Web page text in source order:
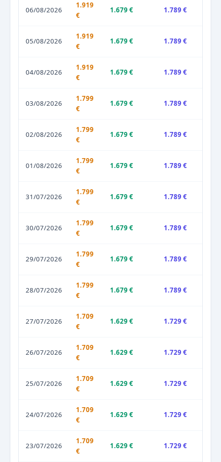
06/08/2026
1.919
€
1.679 € 1.789 €
05/08/2026
1.919
€
1.679 € 1.789 €
04/08/2026
1.919
€
1.679 € 1.789 €
03/08/2026
1.799
€
1.679 € 1.789 €
02/08/2026
1.799
€
1.679 € 1.789 €
01/08/2026
1.799
€
1.679 € 1.789 €
31/07/2026
1.799
€
1.679 € 1.789 €
30/07/2026
1.799
€
1.679 € 1.789 €
29/07/2026
1.799
€
1.679 € 1.789 €
28/07/2026
1.799
€
1.679 € 1.789 €
27/07/2026
1.709
€
1.629 € 1.729 €
26/07/2026
1.709
€
1.629 € 1.729 €
25/07/2026
1.709
€
1.629 € 1.729 €
24/07/2026
1.709
€
1.629 € 1.729 €
23/07/2026
1.709
€
1.629 € 1.729 €